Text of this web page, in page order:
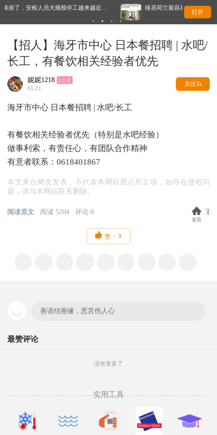
工越来越近… 移居荷兰最容易踩的7个坑，第4个很多人都会中招…
打开
【招人】海牙市中心 日本餐招聘 | 水吧/
长工，有餐饮相关经验者优先
妮妮1218
01-21
关注Ta
海牙市中心 日本餐招聘 | 水吧/长工
有餐饮相关经验者优先（特别是水吧经验）
做事利索，有责任心，有团队合作精神
有意者联系：0618401867
本文来自网友发表，不代表本网站观点和立场，如存在侵权问
题，请与本网站联系删除。
阅读原文 阅读 5204 评论 0 举报
 赞 9
善语结善缘，恶言伤人心
最赞评论
没有更多了
首页
实用工具